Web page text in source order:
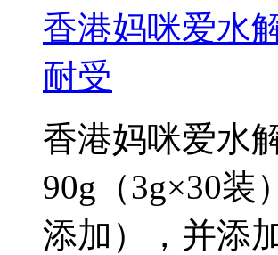
香港妈咪爱水
耐受
香港妈咪爱水
90g（3g×30装
添加），并添